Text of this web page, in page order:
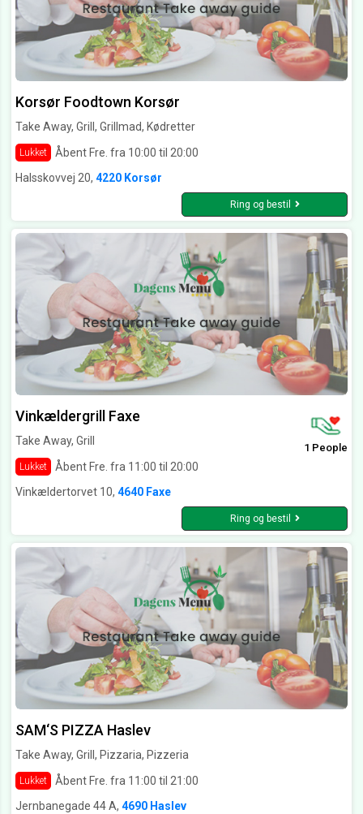
Korsør Foodtown Korsør
Take Away, Grill, Grillmad, Kødretter
Lukket
Åbent Fre. fra 10:00 til 20:00
Halsskovvej 20, 4220 Korsør
Ring og bestil
Vinkældergrill Faxe
Take Away, Grill
Lukket Åbent Fre. fra 11:00 til 20:00
1 People
Vinkældertorvet 10, 4640 Faxe
Ring og bestil
SAM‘S PIZZA Haslev
Take Away, Grill, Pizzaria, Pizzeria
Lukket
Åbent Fre. fra 11:00 til 21:00
Jernbanegade 44 A, 4690 Haslev